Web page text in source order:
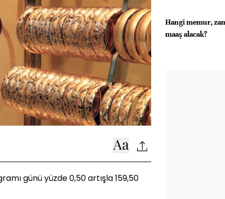
günü yüzde 0,50 artışla 159,50
Hangi memur,
maaş alacak?